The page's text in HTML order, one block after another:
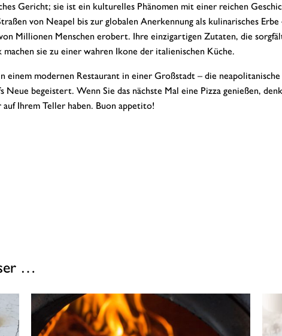
Gericht; sie ist ein kulturelles Phänomen mit einer reichen
von Neapel bis zur globalen Anerkennung als kulinarisches Erbe
Millionen Menschen erobert. Ihre einzigartigen Zutaten, die
sie zu einer wahren Ikone der italienischen Küche.
modernen Restaurant in einer Großstadt – die neapolitanische
begeistert. Wenn Sie das nächste Mal eine Pizza genießen,
Ihrem Teller haben. Buon appetito!
…